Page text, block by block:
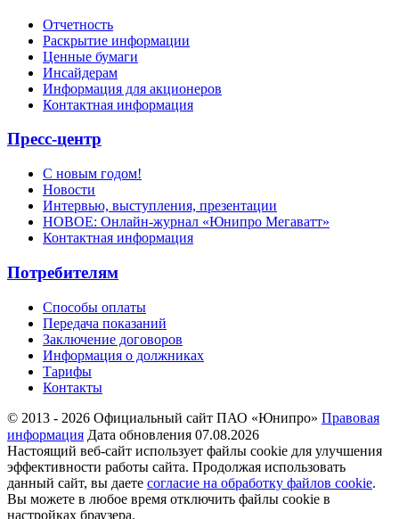
Отчетность
Раскрытие информации
Ценные бумаги
Инсайдерам
Информация для акционеров
Контактная информация
Пресс-центр
С новым годом!
Новости
Интервью, выступления, презентации
НОВОЕ: Онлайн-журнал «Юнипро Мегаватт»
Контактная информация
Потребителям
Способы оплаты
Передача показаний
Заключение договоров
Информация о должниках
Тарифы
Контакты
© 2013 - 2026 Официальный сайт ПАО «Юнипро» Правовая
информация Дата обновления 07.08.2026
Настоящий веб-сайт использует файлы cookie для улучшения
эффективности работы сайта. Продолжая использовать
данный сайт, вы даете согласие на обработку файлов cookie.
Вы можете в любое время отключить файлы cookie в
настройках браузера.